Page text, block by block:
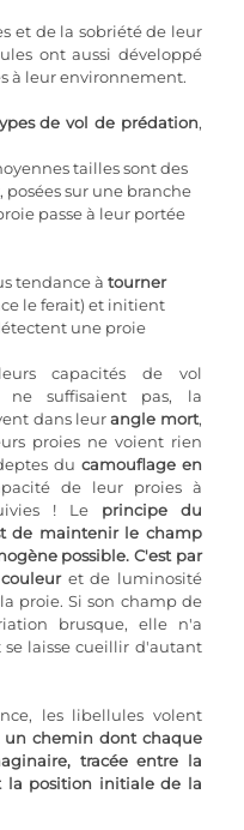
et de la sobriété de leur
ont aussi développé
à leur environnement.
de vol de prédation,
tailles sont des
sur une branche
passe à leur portée
tendance à tourner
le ferait) et initient
une proie
capacités de vol
ne suffisaient pas, la
dans leur angle mort,
proies ne voient rien
du camouflage en
de leur proies à
! Le principe du
de maintenir le champ
possible. C'est par
et de luminosité
proie. Si son champ de
brusque, elle n'a
laisse cueillir d'autant
les libellules volent
un chemin dont chaque
tracée entre la
la position initiale de la